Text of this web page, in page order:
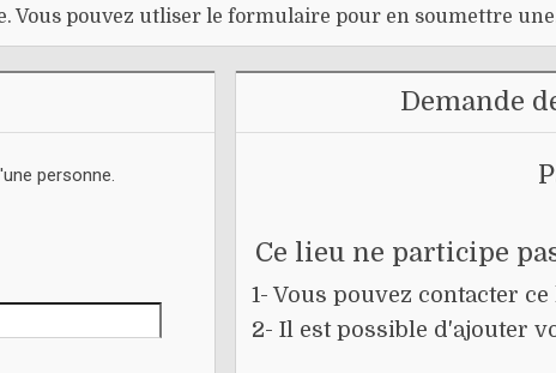
Vous pouvez utliser le formulaire pour en soumettre
personne.
Demande
Ce lieu ne participe
1- Vous pouvez contacter
2- Il est possible d'ajouter